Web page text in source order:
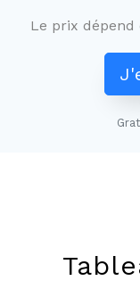
Le prix dépend